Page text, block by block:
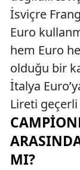
İsviçre
Euro
hem Euro
olduğu bir
İtalya
Lireti
MI?